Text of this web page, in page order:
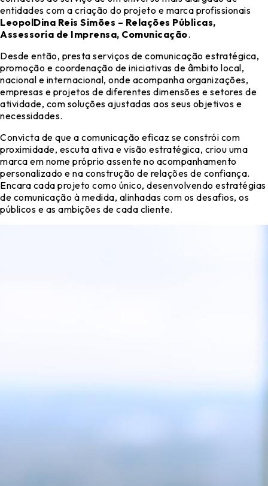
entidades com a criação do projeto e marca profissionais
LeopolDina Reis Simões – Relações Públicas,
Assessoria de Imprensa, Comunicação.
Desde então, presta serviços de comunicação estratégica,
promoção e coordenação de iniciativas de âmbito local,
nacional e internacional, onde acompanha organizações,
empresas e projetos de diferentes dimensões e setores de
atividade, com soluções ajustadas aos seus objetivos e
necessidades.
Convicta de que a comunicação eficaz se constrói com
proximidade, escuta ativa e visão estratégica, criou uma
marca em nome próprio assente no acompanhamento
personalizado e na construção de relações de confiança.
Encara cada projeto como único, desenvolvendo estratégias
de comunicação à medida, alinhadas com os desafios, os
públicos e as ambições de cada cliente.